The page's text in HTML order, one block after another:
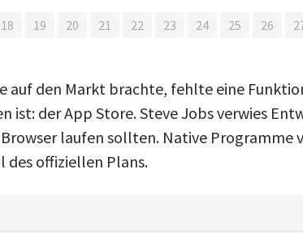
18 19 20 21 22 23 24 25 26
auf den Markt brachte, fehlte eine
ist: der App Store. Steve Jobs verwies
laufen sollten. Native
des offiziellen Plans.